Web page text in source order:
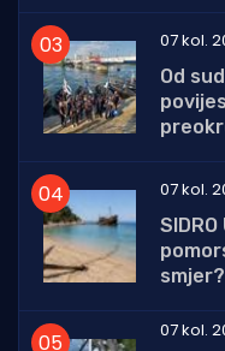
07 kol.
Od
07 kol.
smjer?
07 kol.